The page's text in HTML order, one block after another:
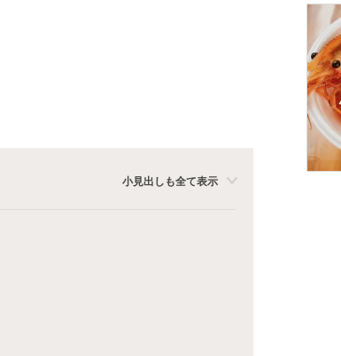
小見出しも全て表示